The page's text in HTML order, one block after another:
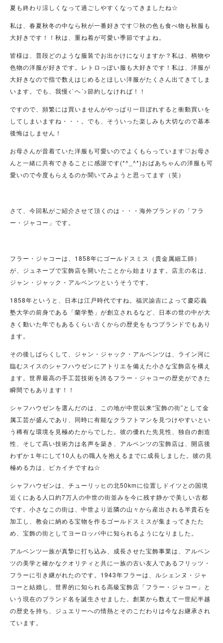
夏も終わり涼しくなって過ごしやすくなってきましたね☆
私は、春夏秋冬の中なら秋が一番好きです♡秋の色も食べ物も秋服も
大好きです！！秋は、重ね着が可愛い季節ですよね。
皆様は、普段どのような服装でお出かけになりますか？私は、柄物や
色物の洋服が好きです。レトロっぽい服も大好きです！私は、洋服が
大好きなので指で数えはじめるとほしい洋服がたくさん出てきてしま
います。でも、我慢<`ヘ´>節約しなければ！！
ですので、頻繁には買いませんがやっぱり一目ぼれすると衝動買いを
してしまいますね・・・。でも、そういった楽しみも大切なので基本
後悔はしません！
お母さんが昔着ていた洋服も可愛いのでよくもらっています♡お母さ
んと一緒に共有できることに感謝です(*^_^*)おばあちゃんの洋服も可
愛いので今度もらえるのか聞いてみようと思ってます（笑）
さて、今回私がご紹介させて頂くのは・・・海外ブランドの「フラ
ー・ジャコー」です。
フラー・ジャコーは、1858年にゴールドスミス（貴金属細工師）
が、ジュネーブで宝飾店を開いたことから始まります。店主の名は、
ジャン・ジャック・アルベンツというそうです。
1858年というと、日本は江戸時代ですね。福沢諭吉によって慶応義
塾大学の前身である「蘭学塾」が創立されるなど、日本の世の中が大
きく動いた年でもあるくらい古くからの歴史をもつブランドでもあり
ます。
その後しばらくして、ジャン・ジャック・アルベンツは、ライン河に
臨むスイスのシャフハウゼンにアトリエを備えた小さな宝飾店を構え
ます。世界最高の手工芸技術を誇るフラー・ジャコーの歴史ができた
瞬間でもあります！！
シャフハウゼンを選んだのは、この地が中世以来“宝飾の街”として金
属工芸が盛んであり、同時に有能なクラフトマンを見つけやすいとい
う稀有な環境を見極めたからでした。彼の優れた先見性、独自の創造
性、そして高い技術力は名声を築き、アルベンツの宝飾店は、開店後
わずか１年にして10人もの職人を抱えるまでに成長しました。彼の見
極める力は、ピカイチですね☆
シャフハウゼンは、チューリッヒの北50kmに位置しドイツとの国境
近くにある人口約7万人の中世の街並みを今に残す静かで美しい古都
です。小さなこの街は、中世より近隣の山々から産出される半貴石を
加工し、教会に納める宝物を作るゴールドスミスが集まってきたた
め、宝飾の街としてヨーロッパ中に知られるようになりました。
アルベンツ一族が真摯に打ち込み、成長させた宝飾事業は、アルベン
ツの美学と確かなクオリティと共に一族の古い友人であるフリッツ・
フラーに引き継がれたのです。1943年フラーは、ルシェンヌ・ジャ
コーと結婚し、世界的に知られる高級宝飾店「フラー・ジャコー」と
いう現在のブランド名を誕生させました。創業から数えて一世紀半越
の歴史を持ち、ジュエリーへの情熱とそのこだわりは今なお継承され
ています。